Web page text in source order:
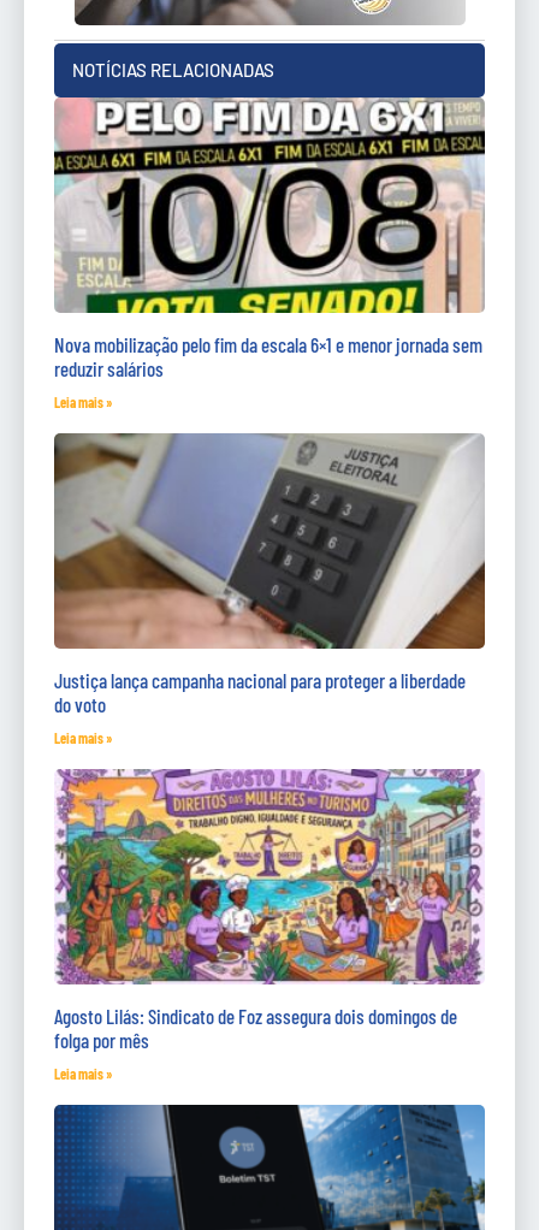
NOTÍCIAS RELACIONADAS
Nova mobilização pelo fim da escala 6×1 e menor jornada sem
reduzir salários
Leia mais »
Justiça lança campanha nacional para proteger a liberdade
do voto
Leia mais »
Agosto Lilás: Sindicato de Foz assegura dois domingos de
folga por mês
Leia mais »